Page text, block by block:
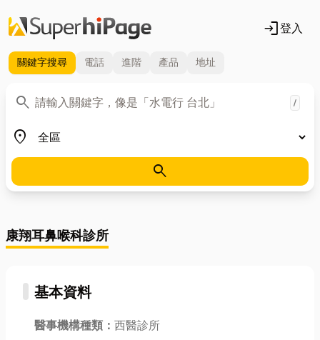
login登入
關鍵字搜尋 電話 進階 產品 地址
search
關鍵字 /
place
地區
search
康翔耳鼻喉科診所
基本資料
醫事機構種類： 西醫診所